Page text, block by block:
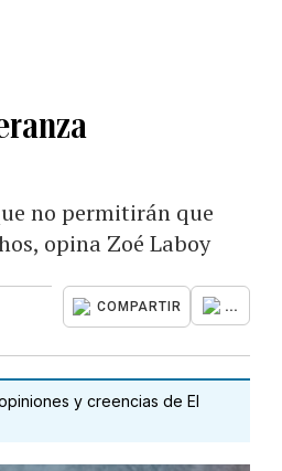
no permitirán que
opina Zoé Laboy
COMPARTIR ...
y creencias de El